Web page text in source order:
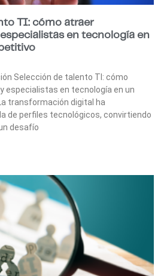
TI: cómo atraer
en tecnología en
Selección de talento TI: cómo
especialistas en tecnología en un
transformación digital ha
de perfiles tecnológicos, convirtiendo
desafío